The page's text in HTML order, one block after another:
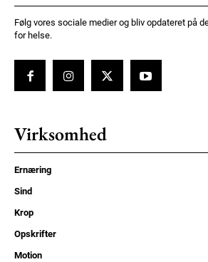
Følg vores sociale medier og bliv opdateret på
for helse.
Virksomhed
Ernæring
Sind
Krop
Opskrifter
Motion